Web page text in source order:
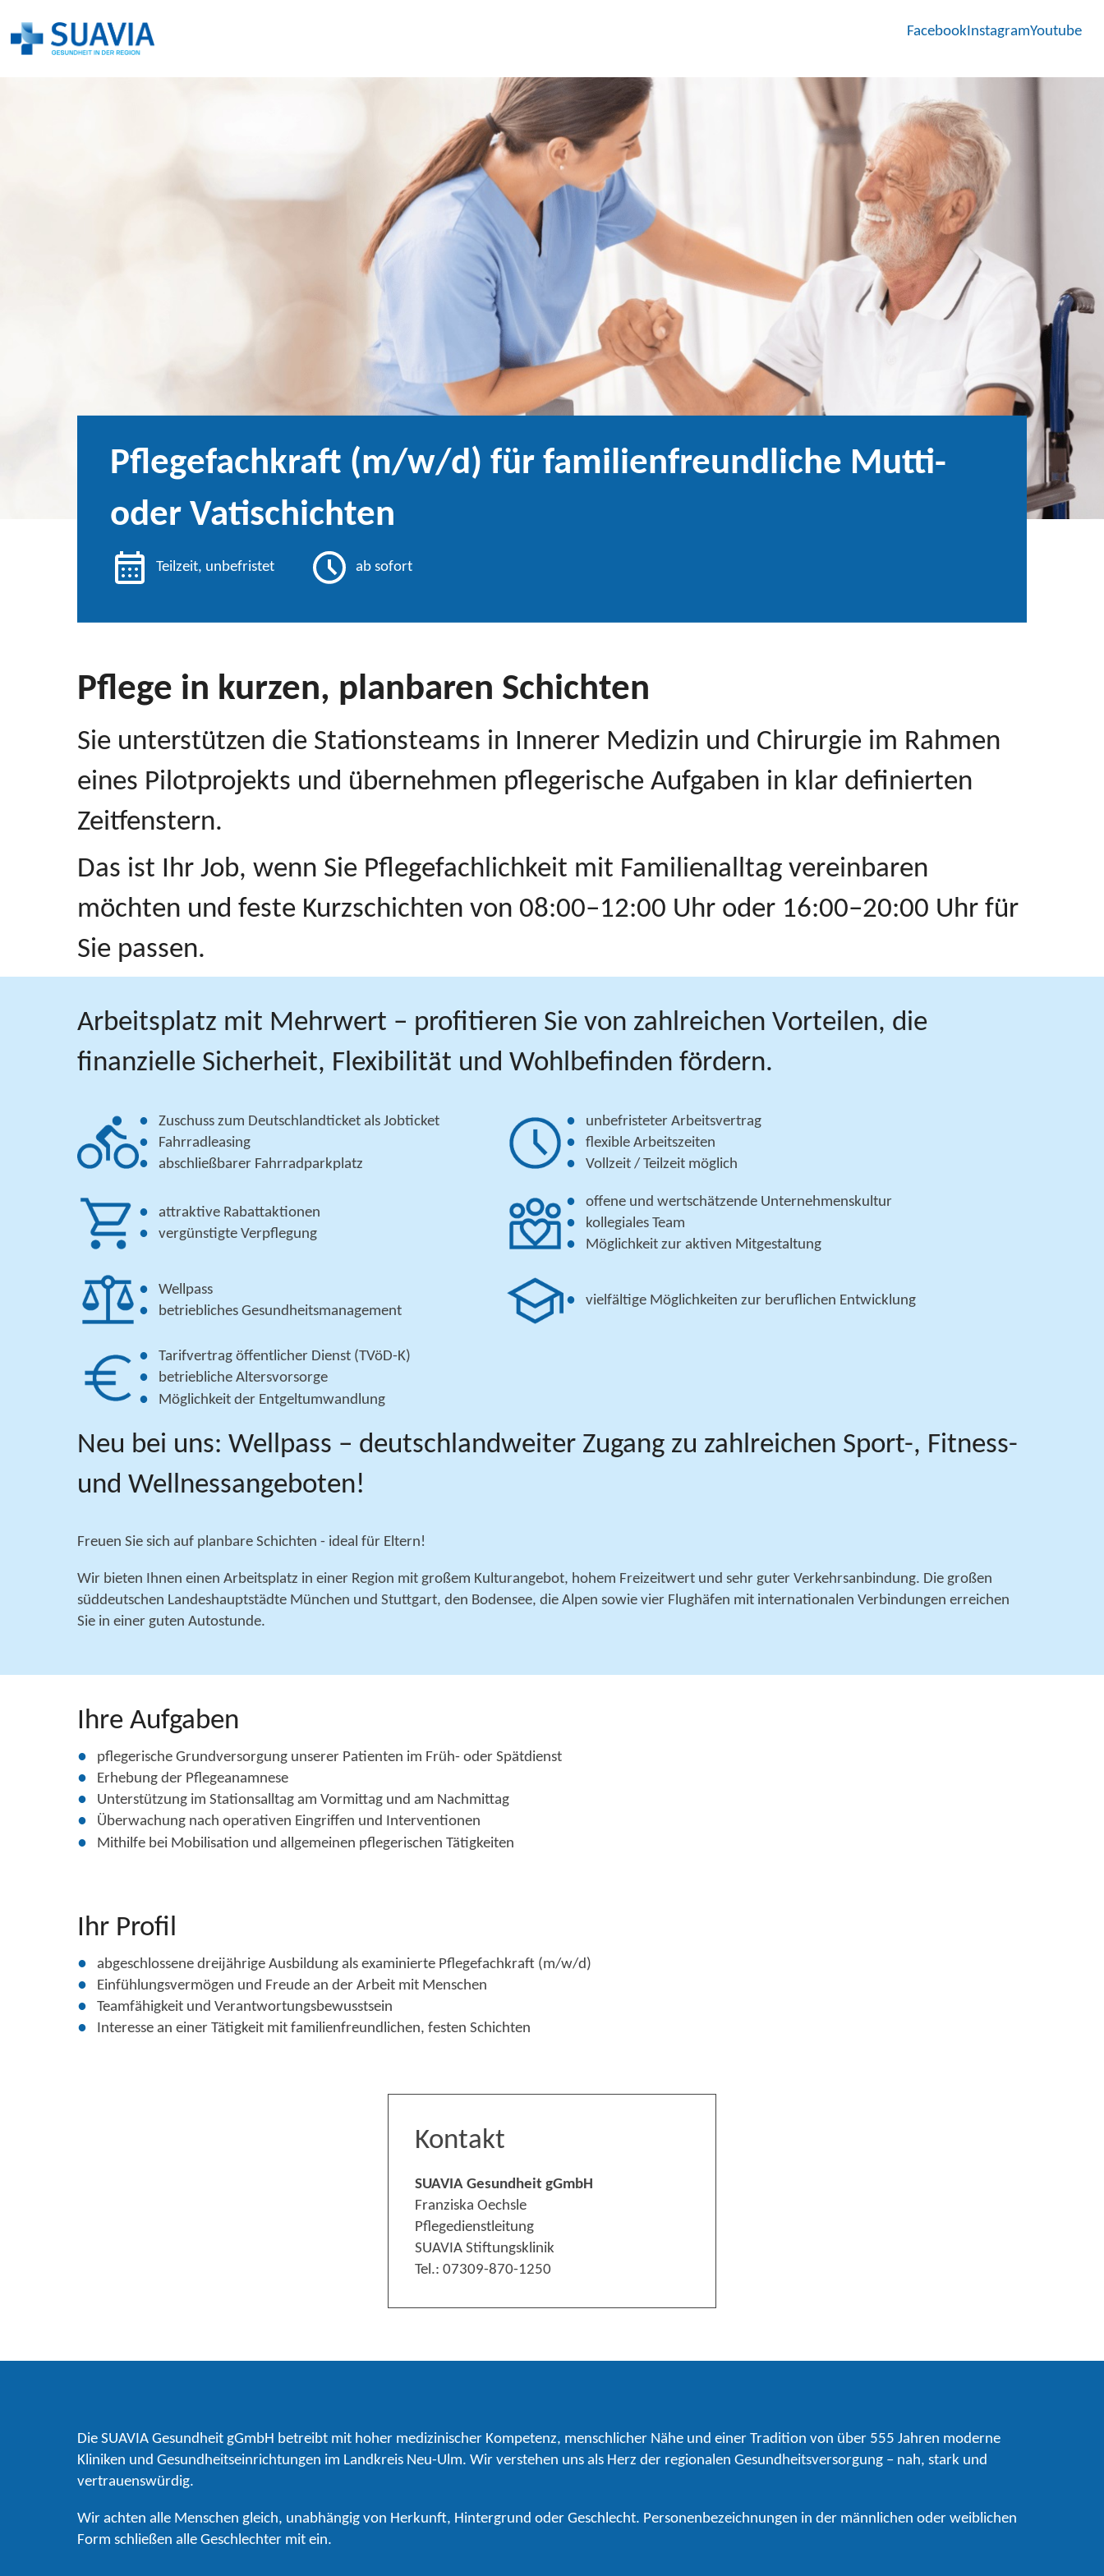
FacebookInstagramYoutube
Pflegefachkraft (m/w/d) für familienfreundliche Mutti-
oder Vatischichten
Teilzeit, unbefristet ab sofort
Pflege in kurzen, planbaren Schichten
Sie unterstützen die Stationsteams in Innerer Medizin und Chirurgie im Rahmen
eines Pilotprojekts und übernehmen pflegerische Aufgaben in klar definierten
Zeitfenstern.
Das ist Ihr Job, wenn Sie Pflegefachlichkeit mit Familienalltag vereinbaren
möchten und feste Kurzschichten von 08:00–12:00 Uhr oder 16:00–20:00 Uhr für
Sie passen.
Arbeitsplatz mit Mehrwert – profitieren Sie von zahlreichen Vorteilen, die
finanzielle Sicherheit, Flexibilität und Wohlbefinden fördern.
Zuschuss zum Deutschlandticket als Jobticket
Fahrradleasing
abschließbarer Fahrradparkplatz
unbefristeter Arbeitsvertrag
flexible Arbeitszeiten
Vollzeit / Teilzeit möglich
attraktive Rabattaktionen
vergünstigte Verpflegung
offene und wertschätzende Unternehmenskultur
kollegiales Team
Möglichkeit zur aktiven Mitgestaltung
Wellpass
betriebliches Gesundheitsmanagement
vielfältige Möglichkeiten zur beruflichen Entwicklung
Tarifvertrag öffentlicher Dienst (TVöD-K)
betriebliche Altersvorsorge
Möglichkeit der Entgeltumwandlung
Neu bei uns: Wellpass – deutschlandweiter Zugang zu zahlreichen Sport-, Fitness-
und Wellnessangeboten!
Freuen Sie sich auf planbare Schichten - ideal für Eltern!
Wir bieten Ihnen einen Arbeitsplatz in einer Region mit großem Kulturangebot, hohem Freizeitwert und sehr guter Verkehrsanbindung. Die großen
süddeutschen Landeshauptstädte München und Stuttgart, den Bodensee, die Alpen sowie vier Flughäfen mit internationalen Verbindungen erreichen
Sie in einer guten Autostunde.
Ihre Aufgaben
pflegerische Grundversorgung unserer Patienten im Früh- oder Spätdienst
Erhebung der Pflegeanamnese
Unterstützung im Stationsalltag am Vormittag und am Nachmittag
Überwachung nach operativen Eingriffen und Interventionen
Mithilfe bei Mobilisation und allgemeinen pflegerischen Tätigkeiten
Ihr Profil
abgeschlossene dreijährige Ausbildung als examinierte Pflegefachkraft (m/w/d)
Einfühlungsvermögen und Freude an der Arbeit mit Menschen
Teamfähigkeit und Verantwortungsbewusstsein
Interesse an einer Tätigkeit mit familienfreundlichen, festen Schichten
Kontakt
SUAVIA Gesundheit gGmbH
Franziska Oechsle
Pflegedienstleitung
SUAVIA Stiftungsklinik
Tel.: 07309-870-1250
Die SUAVIA Gesundheit gGmbH betreibt mit hoher medizinischer Kompetenz, menschlicher Nähe und einer Tradition von über 555 Jahren moderne
Kliniken und Gesundheitseinrichtungen im Landkreis Neu-Ulm. Wir verstehen uns als Herz der regionalen Gesundheitsversorgung – nah, stark und
vertrauenswürdig.
Wir achten alle Menschen gleich, unabhängig von Herkunft, Hintergrund oder Geschlecht. Personenbezeichnungen in der männlichen oder weiblichen
Form schließen alle Geschlechter mit ein.